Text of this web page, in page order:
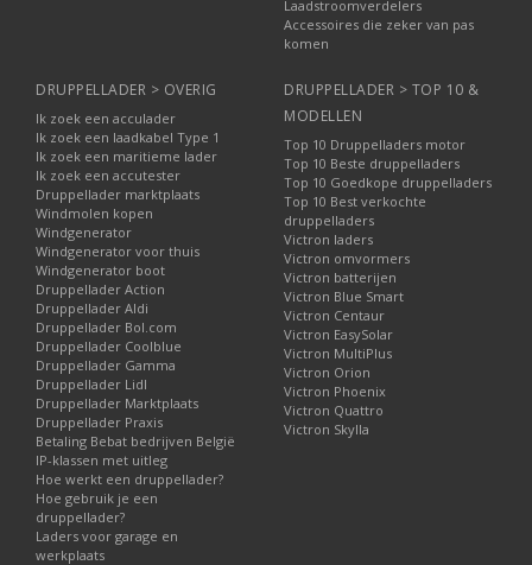
Laadstroomverdelers
Accessoires die zeker van pas
komen
DRUPPELLADER > OVERIG
Ik zoek een acculader
Ik zoek een laadkabel Type 1
Ik zoek een maritieme lader
Ik zoek een accutester
Druppellader marktplaats
Windmolen kopen
Windgenerator
Windgenerator voor thuis
Windgenerator boot
Druppellader Action
Druppellader Aldi
Druppellader Bol.com
Druppellader Coolblue
Druppellader Gamma
Druppellader Lidl
Druppellader Marktplaats
Druppellader Praxis
Betaling Bebat bedrijven België
IP-klassen met uitleg
Hoe werkt een druppellader?
Hoe gebruik je een
druppellader?
Laders voor garage en
werkplaats
DRUPPELLADER > TOP 10 &
MODELLEN
Top 10 Druppelladers motor
Top 10 Beste druppelladers
Top 10 Goedkope druppelladers
Top 10 Best verkochte
druppelladers
Victron laders
Victron omvormers
Victron batterijen
Victron Blue Smart
Victron Centaur
Victron EasySolar
Victron MultiPlus
Victron Orion
Victron Phoenix
Victron Quattro
Victron Skylla